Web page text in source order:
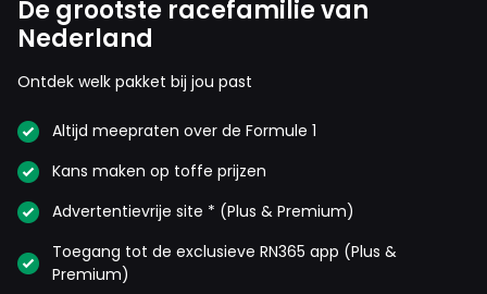
De grootste racefamilie van
Nederland
Ontdek welk pakket bij jou past
Altijd meepraten over de Formule 1
Kans maken op toffe prijzen
Advertentievrije site * (Plus & Premium)
Toegang tot de exclusieve RN365 app (Plus &
Premium)